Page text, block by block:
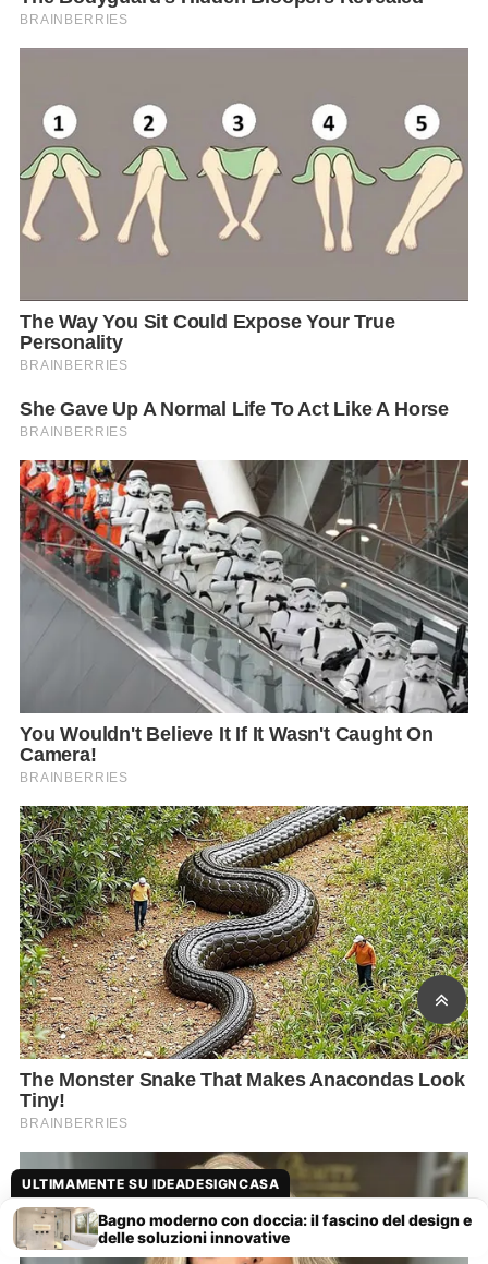
ULTIMAMENTE SU IDEADESIGNCASA
Bagno moderno con doccia: il fascino del design e
delle soluzioni innovative